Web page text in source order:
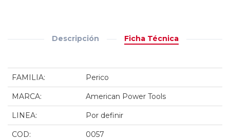
Descripción Ficha Técnica
FAMILIA: Perico
MARCA: American Power Tools
LINEA: Por definir
COD: 0057